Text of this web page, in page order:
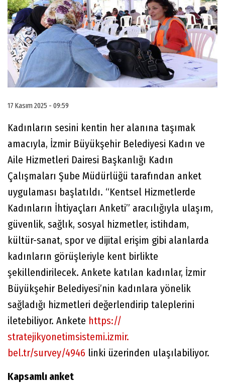
17 Kasım 2025 - 09:59
Kadınların sesini kentin her alanına taşımak
amacıyla, İzmir Büyükşehir Belediyesi Kadın ve
Aile Hizmetleri Dairesi Başkanlığı Kadın
Çalışmaları Şube Müdürlüğü tarafından anket
uygulaması başlatıldı. “Kentsel Hizmetlerde
Kadınların İhtiyaçları Anketi” aracılığıyla ulaşım,
güvenlik, sağlık, sosyal hizmetler, istihdam,
kültür-sanat, spor ve dijital erişim gibi alanlarda
kadınların görüşleriyle kent birlikte
şekillendirilecek. Ankete katılan kadınlar, İzmir
Büyükşehir Belediyesi’nin kadınlara yönelik
sağladığı hizmetleri değerlendirip taleplerini
iletebiliyor. Ankete https://
stratejikyonetimsistemi.izmir.
bel.tr/survey/4946 linki üzerinden ulaşılabiliyor.
Kapsamlı anket